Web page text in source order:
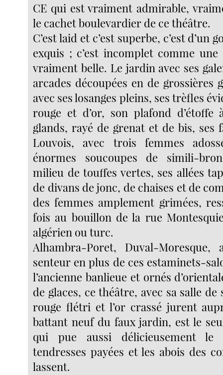
CE qui est vraiment admirable,
le cachet boulevardier de ce théâtre.
C’est laid et c’est superbe, c’est d’un
exquis ; c’est incomplet comme
vraiment belle. Le jardin avec ses
arcades découpées en de grossières
avec ses losanges pleins, ses trèfles
rouge et d’or, son plafond d’étoffe
glands, rayé de grenat et de bis, ses
Louvois, avec trois femmes
énormes soucoupes de simili-
milieu de touffes vertes, ses allées
de divans de jonc, de chaises et de
des femmes amplement grimées,
fois au bouillon de la rue
algérien ou turc.
Alhambra-Poret, Duval-Moresque,
senteur en plus de ces estaminets-
l’ancienne banlieue et ornés
de glaces, ce théâtre, avec sa salle
rouge flétri et l’or crassé jurent
battant neuf du faux jardin, est le
qui pue aussi délicieusement le
tendresses payées et les abois des
lassent.